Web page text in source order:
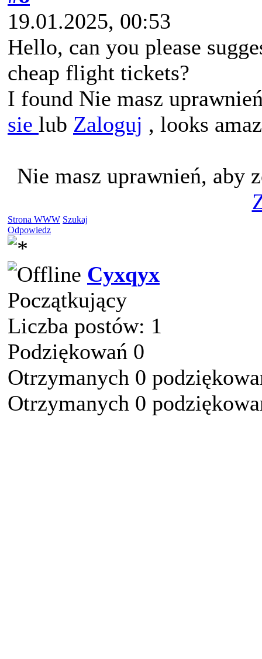
19.01.2025, 00:53
Hello, can you please
cheap flight tickets?
I found Nie masz
sie lub Zaloguj , looks
Nie masz uprawnień, aby
Strona WWW Szukaj
Odpowiedz
Cyxqyx
Początkujący
Liczba postów: 1
Podziękowań 0
Otrzymanych 0
Otrzymanych 0